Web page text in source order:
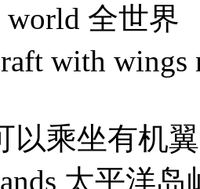
world 全世界
with wings
以乘坐有机
太平洋岛